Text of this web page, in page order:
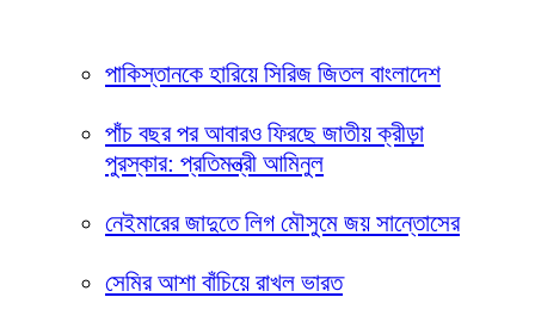
পাকিস্তানকে হারিয়ে সিরিজ জিতল বাংলাদেশ
পাঁচ বছর পর আবারও ফিরছে জাতীয় ক্রীড়া
পুরস্কার: প্রতিমন্ত্রী আমিনুল
নেইমারের জাদুতে লিগ মৌসুমে জয় সান্তোসের
সেমির আশা বাঁচিয়ে রাখল ভারত